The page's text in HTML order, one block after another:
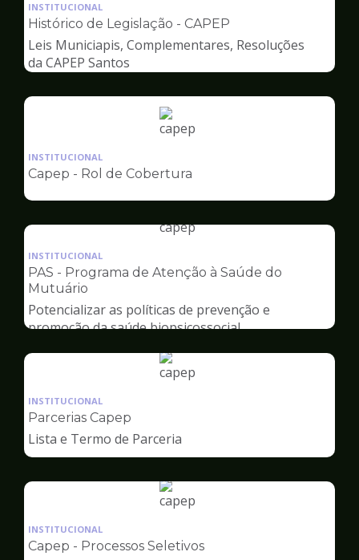
pagina
Capep
INSTITUCIONAL
Histórico de Legislação - CAPEP
Leis Municiapis, Complementares, Resoluções
da CAPEP Santos
Ilustração
pagina
Capep
INSTITUCIONAL
Capep - Rol de Cobertura
Ilustração
pagina
Capep
INSTITUCIONAL
PAS - Programa de Atenção à Saúde do
Mutuário
Potencializar as políticas de prevenção e
promoção da saúde biopsicossocial
Ilustração
Capep
INSTITUCIONAL
Parcerias Capep
Lista e Termo de Parceria
Ilustração
pagina
INSTITUCIONAL
Capep - Processos Seletivos